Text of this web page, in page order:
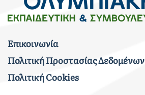
Επικοινωνία
Πολιτική Προστασίας Δεδομένων
Πολιτική Cookies